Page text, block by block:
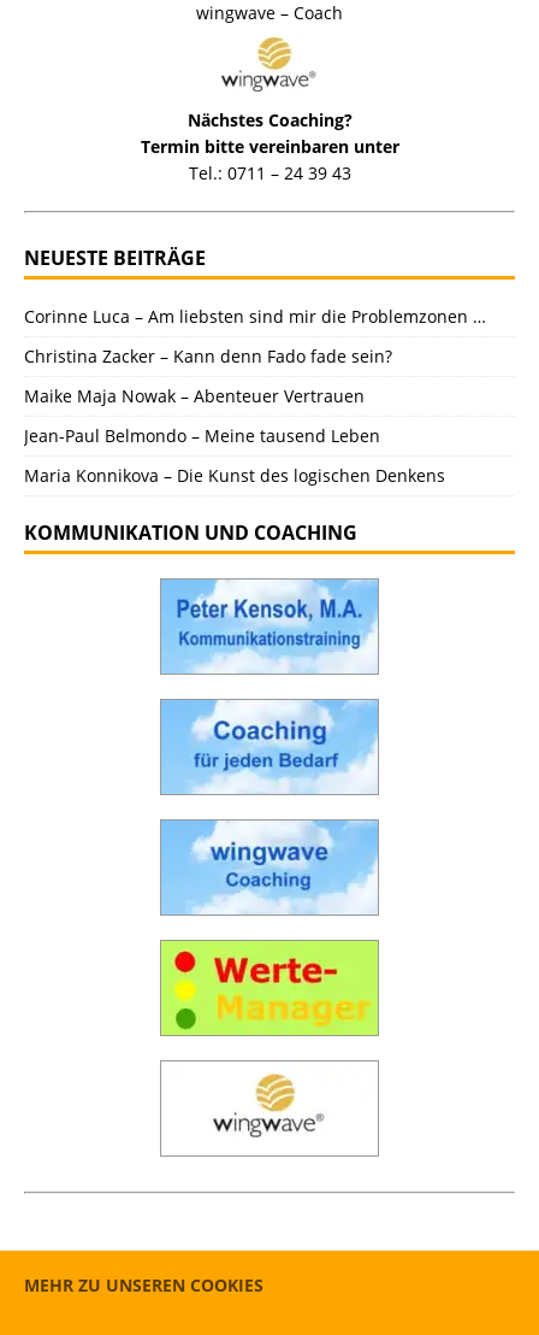
wingwave – Coach
Nächstes Coaching?
Termin bitte vereinbaren unter
Tel.: 0711 – 24 39 43
NEUESTE BEITRÄGE
Corinne Luca – Am liebsten sind mir die Problemzonen …
Christina Zacker – Kann denn Fado fade sein?
Maike Maja Nowak – Abenteuer Vertrauen
Jean-Paul Belmondo – Meine tausend Leben
Maria Konnikova – Die Kunst des logischen Denkens
KOMMUNIKATION UND COACHING
MEHR ZU UNSEREN COOKIES